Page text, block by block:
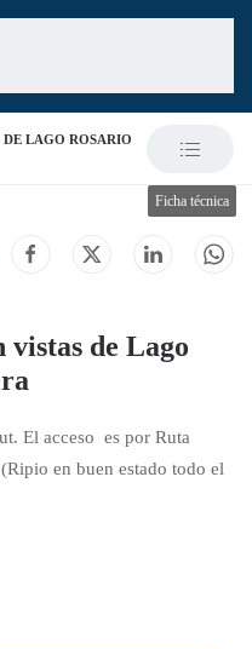
DE LAGO ROSARIO
vistas de Lago
El acceso es por Ruta
en buen estado todo el
Ficha técnica